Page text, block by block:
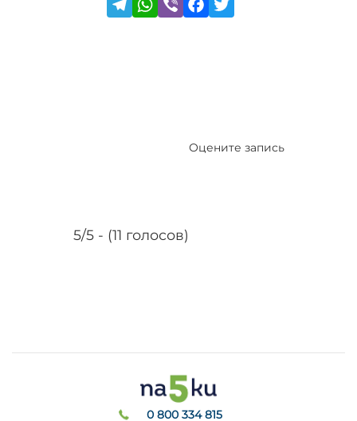
5/5 - (11 голосов)
Оцените запись
0 800 334 815